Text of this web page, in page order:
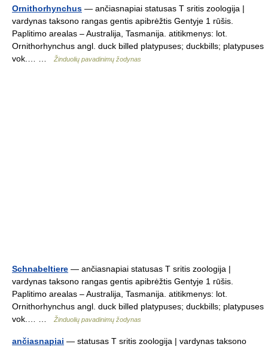
Ornithorhynchus — ančiasnapiai statusas T sritis zoologija |
vardynas taksono rangas gentis apibrėžtis Gentyje 1 rūšis.
Paplitimo arealas – Australija, Tasmanija. atitikmenys: lot.
Ornithorhynchus angl. duck billed platypuses; duckbills; platypuses
vok.… …
Žinduolių pavadinimų žodynas
Schnabeltiere — ančiasnapiai statusas T sritis zoologija |
vardynas taksono rangas gentis apibrėžtis Gentyje 1 rūšis.
Paplitimo arealas – Australija, Tasmanija. atitikmenys: lot.
Ornithorhynchus angl. duck billed platypuses; duckbills; platypuses
vok.… …
Žinduolių pavadinimų žodynas
ančiasnapiai — statusas T sritis zoologija | vardynas taksono